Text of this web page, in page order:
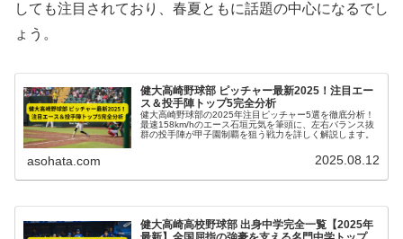
しても注目されており、春夏ともに話題の中心になるでし
ょう。
健大高崎野球部 ピッチャー最新2025！注目エー
ス＆投手陣トップ5完全分析
健大高崎野球部の2025年注目ピッチャー5選を徹底分析！
最速158km/hのエース石垣元気を筆頭に、左右バランス抜
群の投手陣が甲子園制覇を狙う戦力を詳しく解説します。
asohata.com 2025.08.12
健大高崎高校野球部 出身中学完全一覧【2025年